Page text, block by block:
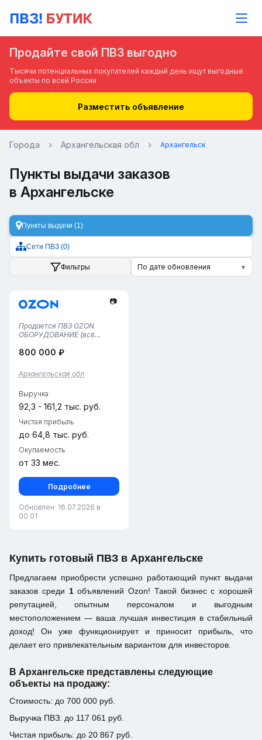
Продайте свой ПВЗ выгодно
Тысячи потенциальных покупателей каждый день ищут выгодные
объекты по всей России
Разместить объявление
Города Архангельская обл Архангельск
Пункты выдачи заказов
в Архангельске
Пункты выдачи (1)
Сети ПВЗ (0)
Фильтры По дате обновления ▼
📷
Продается ПВЗ OZON ⠀
ОБОРУДОВАНИЕ (всё
всю площадь)• 1 ноутбук + 1
видеонаблюдения• Мебель
для сотрудника и клиентов•
Аренда —...
800 000 ₽
Архангельская обл
Выручка
92,3 - 161,2 тыс. руб.
Чистая прибыль
до 64,8 тыс. руб.
Окупаемость
от 33 мес.
Подробнее
Обновлен: 16.07.2026 в
00:01
Купить готовый ПВЗ в Архангельске
Предлагаем приобрести успешно работающий пункт выдачи
заказов среди 1объявлений Ozon! Такой бизнес с хорошей
репутацией, опытным персоналом и выгодным
местоположением — ваша лучшая инвестиция в стабильный
доход! Он уже функционирует и приносит прибыль, что
делает его привлекательным вариантом для инвесторов.
В Архангельске представлены следующие
объекты на продажу:
Стоимость: до 700 000 руб.
Выручка ПВЗ: до 117 061 руб.
Чистая прибыль: до 20 867 руб.